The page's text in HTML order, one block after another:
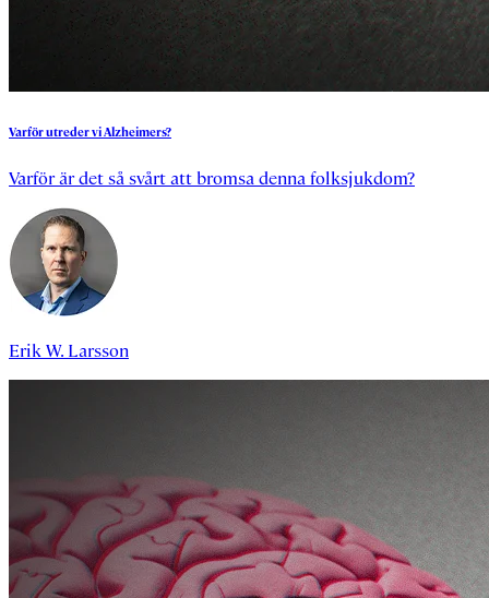
VarförutrederviAlzheimers?
Varför är det så svårt att bromsa denna folksjukdom?
Erik W. Larsson